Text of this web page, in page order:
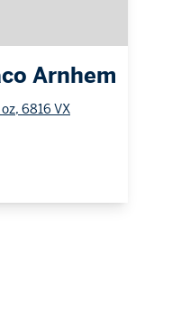
Arnhem
6816 VX